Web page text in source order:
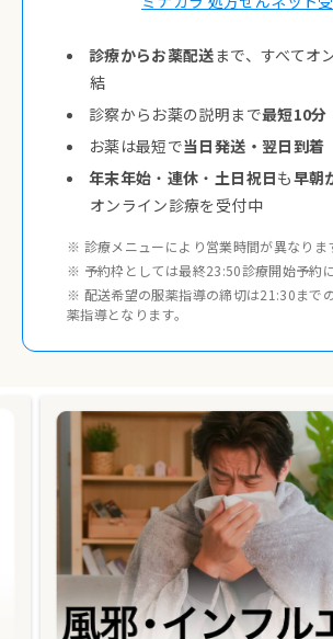
診療からお薬配送まで、すべてオ
結
診察からお薬の説明まで最短10分
お薬は最短で当日発送・翌日到着
年末年始 ・ 連休 ・ 土日祝日も早朝
オンライン診療を受付中
※ 診療メニューにより営業時間が異なりま
※ 予約枠としては最終23:50診療開始予約に
※ 配送希望の服薬指導の締切は21:30まで
薬指導となります。